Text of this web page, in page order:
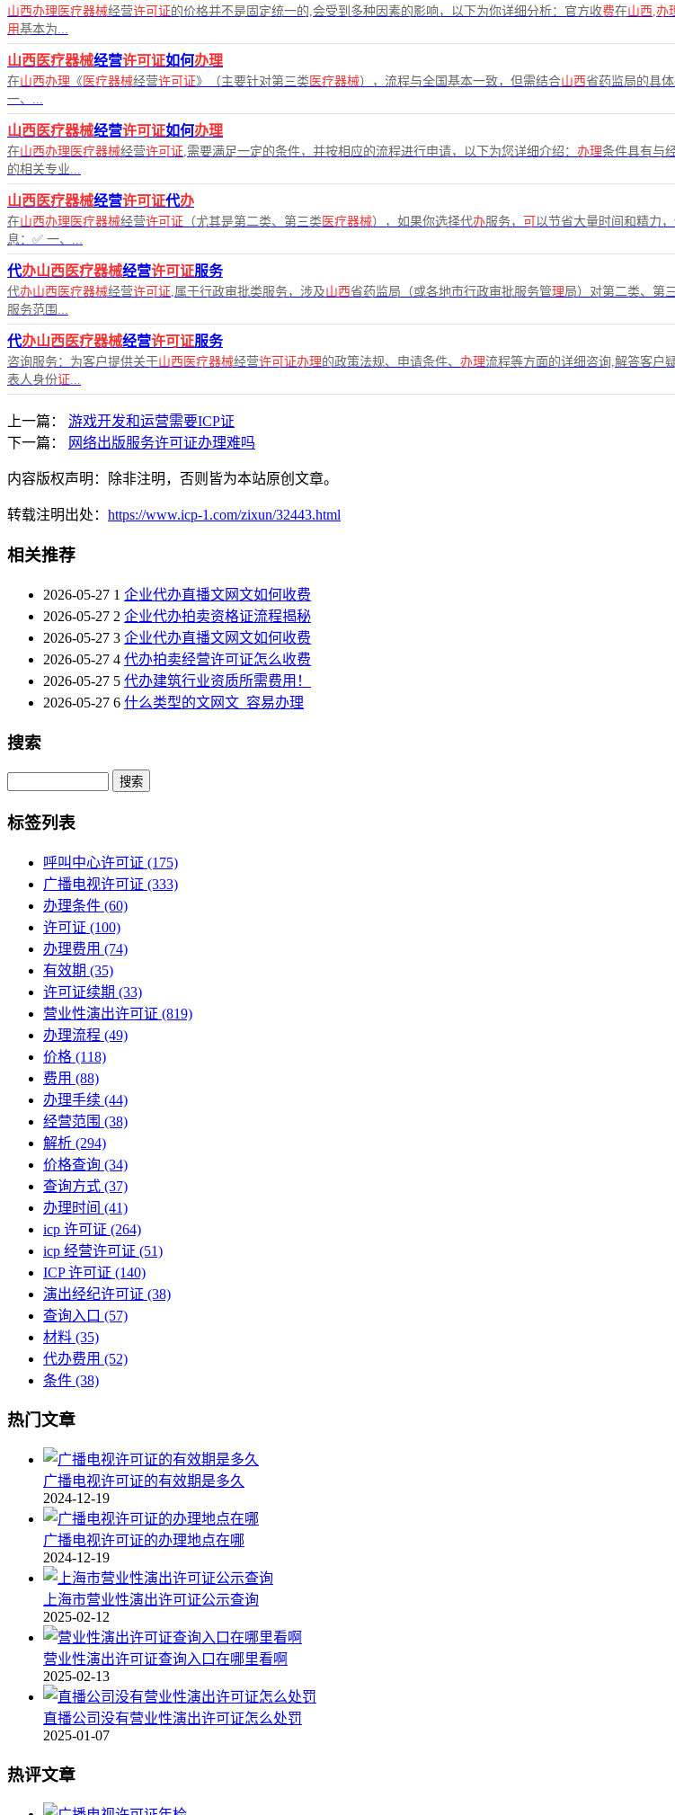
山西办理医疗器械经营许可证的价格并不是固定统一的,会受到多种因素的影响，以下为你详细分析：官方收费在山西,办
用基本为...
山西医疗器械经营许可证如何办理
在山西办理 《 医疗器械经营许可证》（主要针对第三类 医疗器械），流程与全国基本一致，但需结合山西省药监局的具
一、...
山西医疗器械经营许可证如何办理
在山西办理医疗器械经营许可证,需要满足一定的条件，并按相应的流程进行申请，以下为您详细介绍： 办理条件具有与
的相关专业...
山西医疗器械经营许可证代办
在山西办理医疗器械经营许可证 （尤其是第二类、第三类 医疗器械），如果你选择代办服务， 可 以节省大量时间和精力
息：✅ 一、...
代办山西医疗器械经营许可证服务
代办山西医疗器械经营许可证,属于行政审批类服务，涉及山西省药监局（或各地市行政审批服务管理局）对第二类、第
服务范围...
代办山西医疗器械经营许可证服务
咨询服务：为客户提供关于山西医疗器械经营许可证办理的政策法规、申请条件、 办理流程等方面的详细咨询,解答客户
表人身份证...
上一篇：
游戏开发和运营需要ICP证
下一篇：
网络出版服务许可证办理难吗
内容版权声明：除非注明，否则皆为本站原创文章。
转载注明出处： https://www.icp-1.com/zixun/32443.html
相关推荐
2026-05-27 1 企业代办直播文网文如何收费
2026-05-27 2 企业代办拍卖资格证流程揭秘
2026-05-27 3 企业代办直播文网文如何收费
2026-05-27 4 代办拍卖经营许可证怎么收费
2026-05-27 5 代办建筑行业资质所需费用！
2026-05-27 6 什么类型的文网文_容易办理
搜索
Search
标签列表
呼叫中心许可证 (175)
广播电视许可证 (333)
办理条件 (60)
许可证 (100)
办理费用 (74)
有效期 (35)
许可证续期 (33)
营业性演出许可证 (819)
办理流程 (49)
价格 (118)
费用 (88)
办理手续 (44)
经营范围 (38)
解析 (294)
价格查询 (34)
查询方式 (37)
办理时间 (41)
icp 许可证 (264)
icp 经营许可证 (51)
ICP 许可证 (140)
演出经纪许可证 (38)
查询入口 (57)
材料 (35)
代办费用 (52)
条件 (38)
热门文章
广播电视许可证的有效期是多久
2024-12-19
广播电视许可证的办理地点在哪
2024-12-19
上海市营业性演出许可证公示查询
2025-02-12
营业性演出许可证查询入口在哪里看啊
2025-02-13
直播公司没有营业性演出许可证怎么处罚
2025-01-07
热评文章